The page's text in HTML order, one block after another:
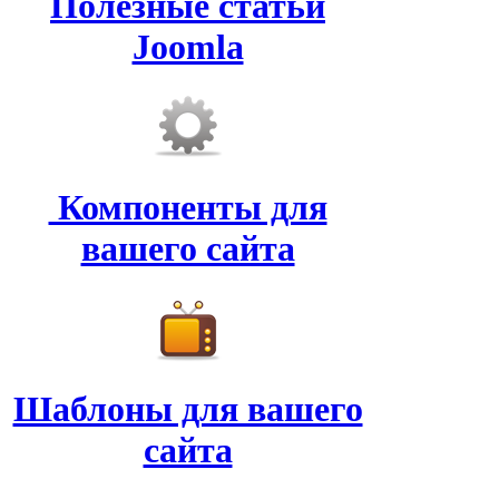
Joomla
Компоненты для
вашего сайта
Шаблоны для вашего
сайта